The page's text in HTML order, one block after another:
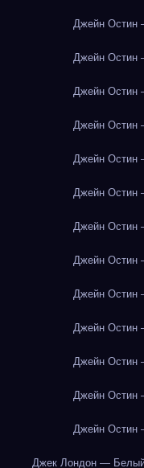
Джейн Остин
Джейн Остин
Джейн Остин
Джейн Остин
Джейн Остин
Джейн Остин
Джейн Остин
Джейн Остин
Джейн Остин
Джейн Остин
Джейн Остин
Джейн Остин
Джейн Остин
Джек Лондон —